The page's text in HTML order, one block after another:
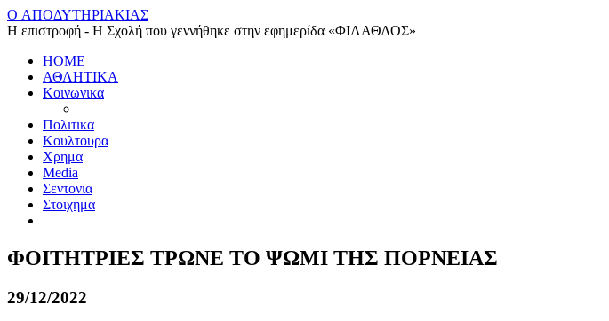
O ΑΠΟΔΥΤΗΡΙΑΚΙΑΣ
Η επιστροφή - Η Σχολή που γεννήθηκε στην εφημερίδα «ΦΙΛΑΘΛΟΣ»
HOME
ΑΘΛΗΤΙΚΑ
Κοινωνικα
Πολιτικα
Κουλτουρα
Χρημα
Media
Σεντονια
Στοιχημα
ΦΟΙΤΗΤΡΙΕΣ ΤΡΩΝΕ ΤΟ ΨΩΜΙ ΤΗΣ ΠΟΡΝΕΙΑΣ
29/12/2022